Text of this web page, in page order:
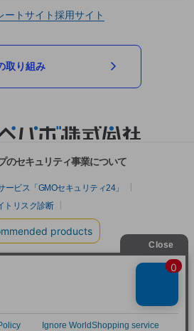
ートサイト採用サイト
取り組み
のセキュリティ事業について
ビス「GMOセキュリティ24」
トリスク診断
ト
セキュリティ byイエラエ）